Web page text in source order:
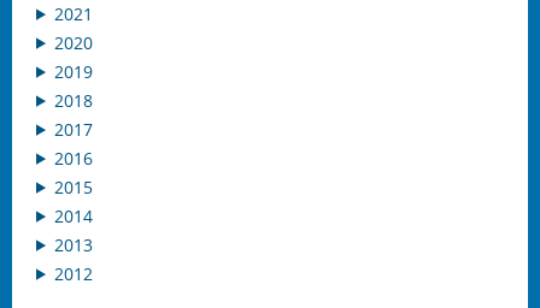
2021
2020
2019
2018
2017
2016
2015
2014
2013
2012